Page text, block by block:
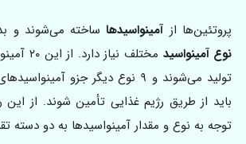
پروتئین‌ها از آمینواسیدها ساخته می‌شوند و
نوع آمینواسید
تولید می‌شوند و ۹ نوع دیگر جزو
باید از طریق رژیم غذایی تأمین شوند. از این
توجه به نوع و مقدار آمینواسیدها به دو دسته